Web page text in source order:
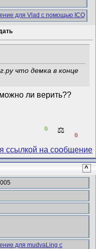
что демка в конце
ли верить??
0 ⚖️
0
^